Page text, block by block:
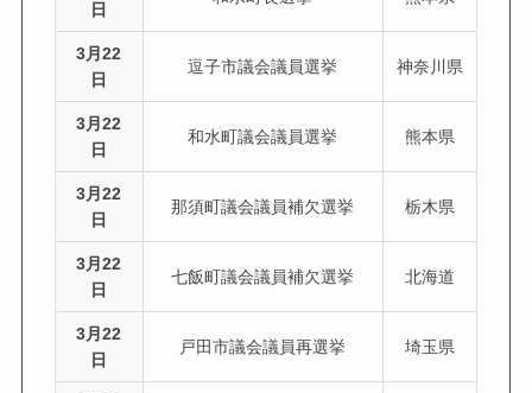
日
3月22
日
逗子市議会議員選挙 神奈川県
3月22
日
和水町議会議員選挙 熊本県
3月22
日
那須町議会議員補欠選挙 栃木県
3月22
日
七飯町議会議員補欠選挙 北海道
3月22
日
戸田市議会議員再選挙 埼玉県